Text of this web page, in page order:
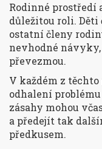
Rodinné
důležitou roli. Děti
ostatní členy
nevhodné návyky,
převezmou.
V každém z
odhalení
zásahy mohou
a předejít tak
předkusem.